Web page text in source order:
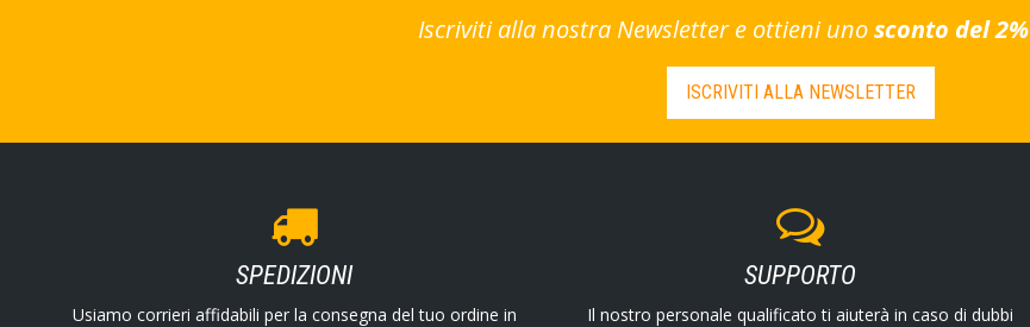
Iscriviti alla nostra Newsletter e ottieni unosconto del 2%
ISCRIVITI ALLA NEWSLETTER
SPEDIZIONI
Usiamo corrieri affidabili per la consegna del tuo ordine in
SUPPORTO
Il nostro personale qualificato ti aiuterà in caso di dubbi